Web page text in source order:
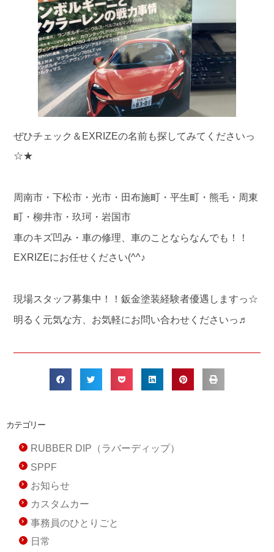
ぜひチェック＆EXRIZEの名前も探してみてくださいっ
☆★
周南市・下松市・光市・田布施町・平生町・熊毛・周東
町・柳井市・玖珂・岩国市
車のキズ凹み・車の修理、車のことならなんでも！！
EXRIZEにお任せください(^^♪
現場スタッフ募集中！！鈑金塗装経験者優遇しますっ☆
明るく元気な方、お気軽にお問い合わせくださいっ♬
カテゴリー
RUBBER DIP（ラバーディップ）
SPPF
お知らせ
カスタムカー
事務員のひとりごと
日常